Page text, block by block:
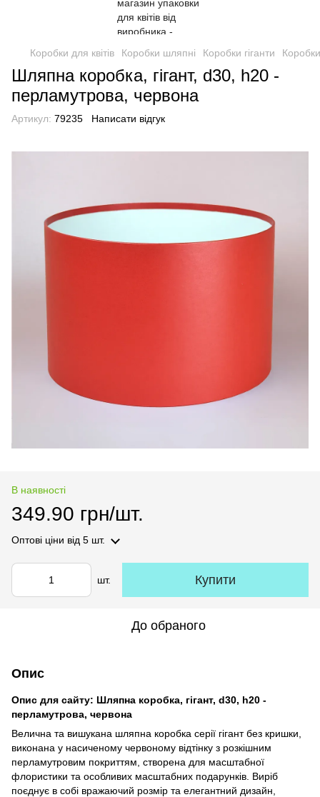
Коробки для квітів Коробки шляпні Коробки гіганти
Шляпна коробка, гігант, d30, h20 -
перламутрова, червона
Артикул: 79235 Написати відгук
В наявності
349.90 грн/шт.
Оптові ціни від 5 шт.
шт. Купити
До обраного
Опис
Опис для сайту: Шляпна коробка, гігант, d30, h20 -
перламутрова, червона
Велична та вишукана шляпна коробка серії гігант без кришки,
виконана у насиченому червоному відтінку з розкішним
перламутровим покриттям, створена для масштабної
флористики та особливих масштабних подарунків. Виріб
поєднує в собі вражаючий розмір та елегантний дизайн,